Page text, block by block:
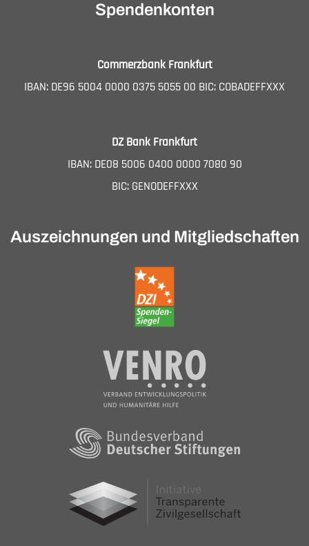
Spendenkonten
Commerzbank Frankfurt
IBAN: DE96 5004 0000 0375 5055 00 BIC: COBADEFFXXX
DZ Bank Frankfurt
IBAN: DE08 5006 0400 0000 7080 90
BIC: GENODEFFXXX
Auszeichnungen und Mitgliedschaften